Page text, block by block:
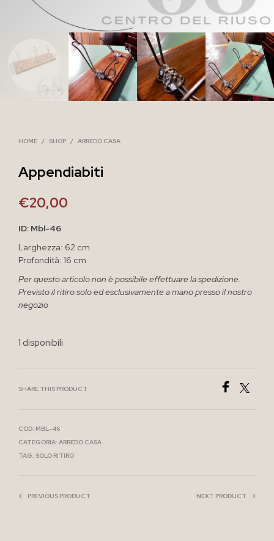
HOME / SHOP / ARREDO CASA
Appendiabiti
€20,00
ID: Mbl-46
Larghezza: 62 cm
Profondità: 16 cm
Per questo articolo non è possibile effettuare la spedizione.
Previsto il ritiro solo ed esclusivamente a mano presso il nostro
negozio
1 disponibili
SHARE THIS PRODUCT
COD: MBL-46
CATEGORIA: ARREDO CASA
TAG: SOLO RITIRO
PREVIOUS PRODUCT NEXT PRODUCT